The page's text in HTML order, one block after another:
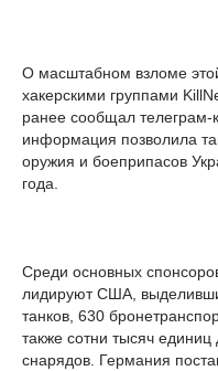
О масштабном взломе
хакерскими группами
ранее сообщал телеграм-
информация позволила
оружия и боеприпасов
года.
Среди основных
лидируют США,
танков, 630
также сотни тысяч
снарядов. Германия